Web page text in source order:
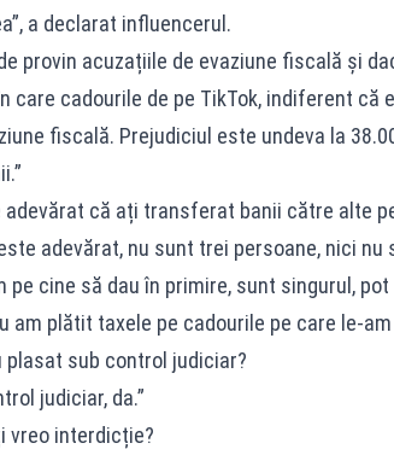
a declarat influencerul.
provin acuzațiile de evaziune fiscală și
care cadourile de pe TikTok, indiferent că
fiscală. Prejudiciul este undeva la
că ați transferat banii către alte
adevărat, nu sunt trei persoane, nici
pe cine să dau în primire, sunt singurul,
am plătit taxele pe cadourile pe care le-
sub control judiciar?
judiciar, da.”
vreo interdicție?